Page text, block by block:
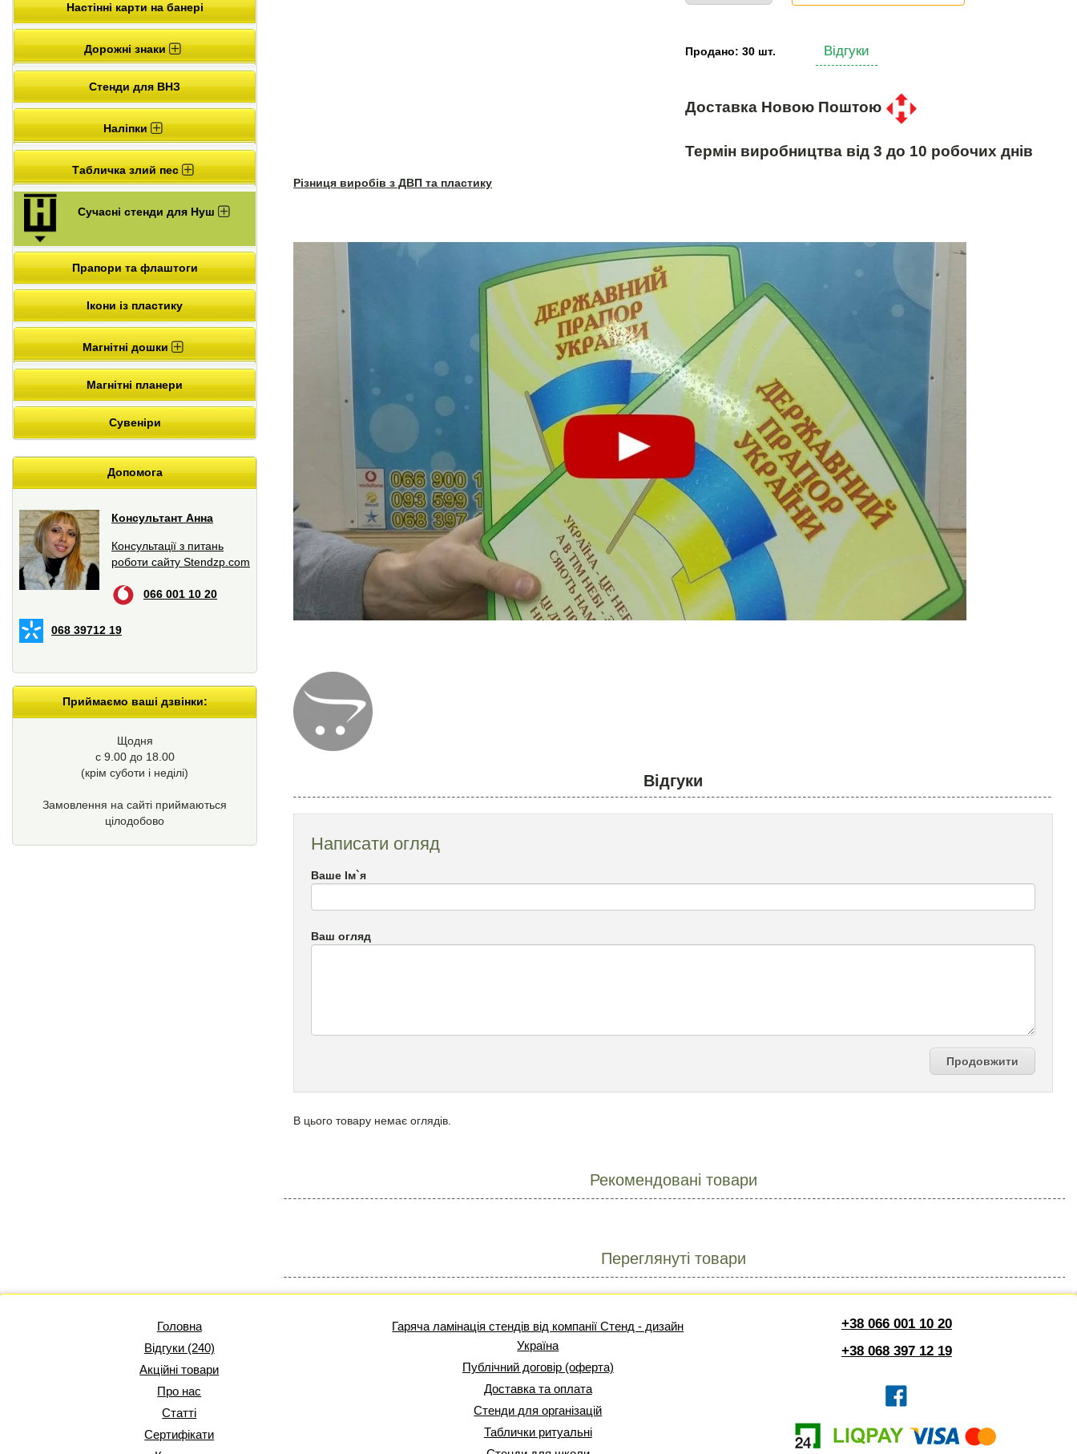
Настінні карти на банері
Дорожні знаки
Стенди для ВНЗ
Наліпки
Табличка злий пес
Сучасні стенди для Нуш
Прапори та флаштоги
Ікони із пластику
Магнітні дошки
Магнітні планери
Сувеніри
Допомога
Консультант Анна
Консультації з питань
роботи сайту Stendzp.com
066 001 10 20
068 39712 19
Приймаємо ваші дзвінки:
Щодня
с 9.00 до 18.00
(крім суботи і неділі)
Замовлення на сайті приймаються
цілодобово
Продано: 30 шт. Відгуки
Доставка Новою Поштою
Термін виробництва від 3 до 10 робочих днів
Різниця виробів з ДВП та пластику
Відгуки
Написати огляд
Ваше Ім`я
Ваш огляд
Продовжити
В цього товару немає оглядів.
Рекомендовані товари
Переглянуті товари
Головна
Відгуки (240)
Акційні товари
Про нас
Статті
Сертифікати
Гаряча ламінація стендів від компанії Стенд - дизайн
Україна
Публічний договір (оферта)
Доставка та оплата
Стенди для організацій
Таблички ритуальні
+38 066 001 10 20
+38 068 397 12 19